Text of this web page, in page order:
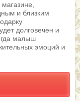
и близким
долговечен и
малыш
эмоций и